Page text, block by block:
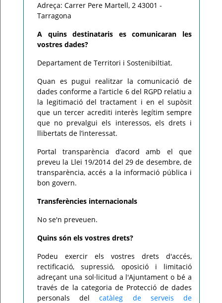
Adreça: Carrer Pere Martell, 2 43001 -
Tarragona
A quins destinataris es comunicaran les
vostres dades?
Departament de Territori i Sostenibiltiat.
Quan es pugui realitzar la comunicació de
dades conforme a l’article 6 del RGPD relatiu a
la legitimació del tractament i en el supòsit
que un tercer acrediti interès legítim sempre
que no prevalgui els interessos, els drets i
llibertats de l’interessat.
Portal transparència d’acord amb el que
preveu la Llei 19/2014 del 29 de desembre, de
transparència, accés a la informació pública i
bon govern.
Transferències internacionals
No se'n preveuen.
Quins són els vostres drets?
Podeu exercir els vostres drets d'accés,
rectificació, supressió, oposició i limitació
adreçant una sol·licitud a l'Ajuntament o bé a
través de la categoria de Protecció de dades
personals delcatàleg de serveis de